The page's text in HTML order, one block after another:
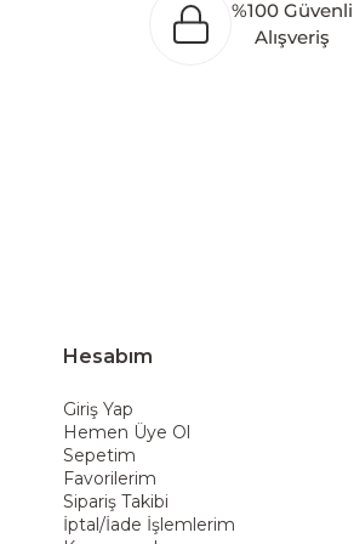
oluşturarak Orta Doğu,
Türkiye’de üretim
ürünleriyle
deneyimiyle
%100 Güvenli
Alışveriş
Hesabım
Giriş Yap
Hemen Üye Ol
Sepetim
Favorilerim
Sipariş Takibi
İptal/İade İşlemlerim